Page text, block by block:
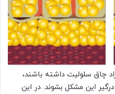
چاق سلولیت داشته باشند،
این مشکل بشوند. در این